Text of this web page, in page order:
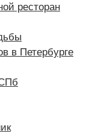
ресторан
в Петербурге